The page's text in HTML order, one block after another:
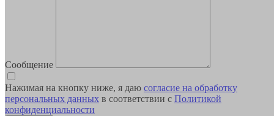
Сообщение
Нажимая на кнопку ниже, я даю согласие на обработку
персональных данных в соответствии с Политикой
конфиденциальности